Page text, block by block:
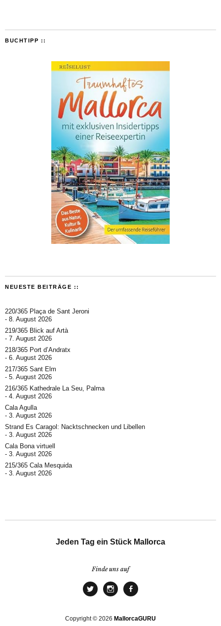
BUCHTIPP ::
NEUESTE BEITRÄGE ::
220/365 Plaça de Sant Jeroni
8. August 2026
219/365 Blick auf Artà
7. August 2026
218/365 Port d’Andratx
6. August 2026
217/365 Sant Elm
5. August 2026
216/365 Kathedrale La Seu, Palma
4. August 2026
Cala Agulla
3. August 2026
Strand Es Caragol: Nacktschnecken und Libellen
3. August 2026
Cala Bona virtuell
3. August 2026
215/365 Cala Mesquida
3. August 2026
Jeden Tag ein Stück Mallorca
Finde uns auf
Copyright © 2026 MallorcaGURU